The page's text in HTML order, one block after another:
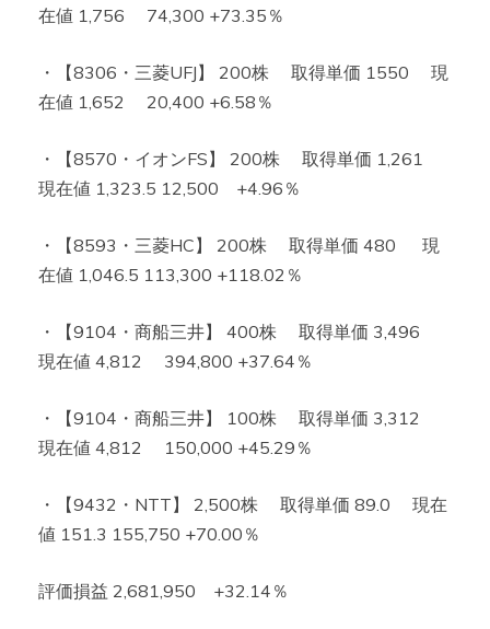
在値 1,756 74,300 +73.35％
・【8306・三菱UFJ】 200株 取得単価 1550 現
在値 1,652 20,400 +6.58％
・【8570・イオンFS】 200株 取得単価 1,261
現在値 1,323.5 12,500 +4.96％
・【8593・三菱HC】 200株 取得単価 480 現
在値 1,046.5 113,300 +118.02％
・【9104・商船三井】 400株 取得単価 3,496
現在値 4,812 394,800 +37.64％
・【9104・商船三井】 100株 取得単価 3,312
現在値 4,812 150,000 +45.29％
・【9432・NTT】 2,500株 取得単価 89.0 現在
値 151.3 155,750 +70.00％
評価損益 2,681,950 +32.14％